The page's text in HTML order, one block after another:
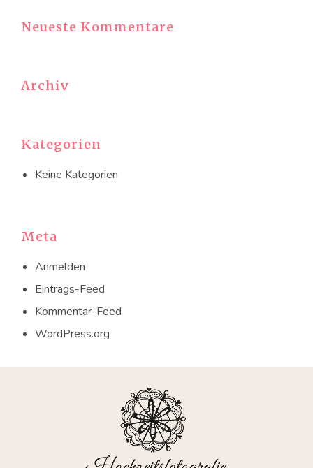
Neueste Kommentare
Archiv
Kategorien
Keine Kategorien
Meta
Anmelden
Eintrags-Feed
Kommentar-Feed
WordPress.org